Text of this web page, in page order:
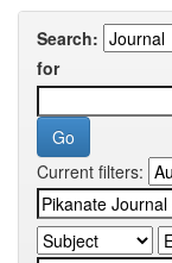
Search:
for
Current filters: